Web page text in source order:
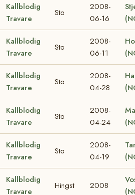
Kallblodig
Travare
Sto
2008-
06-16
Kallblodig
Travare
Sto
2008-
06-11
Kallblodig
Travare
Sto
2008-
04-28
Kallblodig
Travare
Sto
2008-
04-24
Kallblodig
Travare
Sto
2008-
04-19
Kallblodig
Travare
Hingst 2008